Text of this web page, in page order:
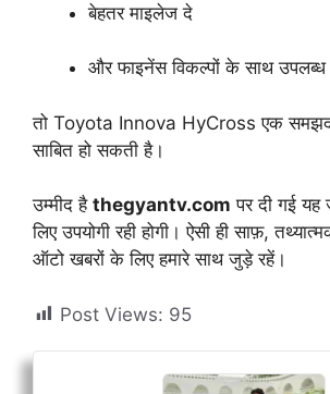
बेहतर माइलेज दे
और फाइनेंस विकल्पों के साथ उपलब्ध
तो Toyota Innova HyCross एक
साबित हो सकती है।
उम्मीद है thegyantv.com पर दी गई
लिए उपयोगी रही होगी। ऐसी ही साफ़,
ऑटो खबरों के लिए हमारे साथ जुड़े रहें।
Post Views: 95